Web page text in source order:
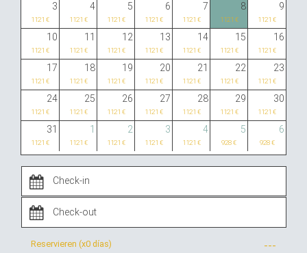
3 4 5 6 7 8 9
1121 € 1121 € 1121 € 1121 € 1121 € 1121 € 1121 €
10 11 12 13 14 15 16
1121 € 1121 € 1121 € 1121 € 1121 € 1121 € 1121 €
17 18 19 20 21 22 23
1121 € 1121 € 1121 € 1121 € 1121 € 1121 € 1121 €
24 25 26 27 28 29 30
1121 € 1121 € 1121 € 1121 € 1121 € 1121 € 1121 €
31 1 2 3 4 5 6
1121 € 1121 € 1121 € 1121 € 1121 € 928 € 928 €
Reservieren (x0 días) ---